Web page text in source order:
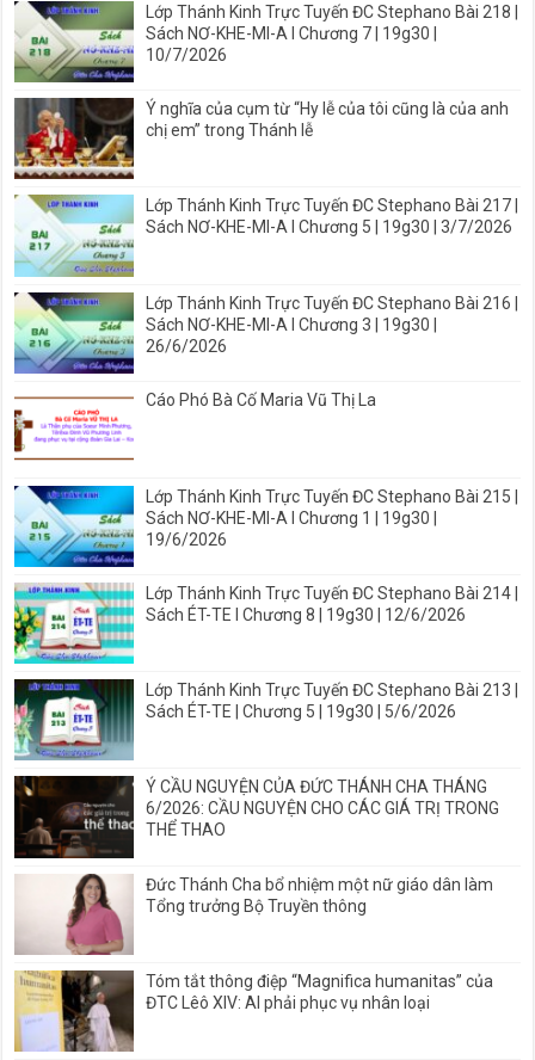
Lớp Thánh Kinh Trực Tuyến ĐC Stephano Bài 218 |
Sách NƠ-KHE-MI-A I Chương 7 | 19g30 |
10/7/2026
Ý nghĩa của cụm từ “Hy lễ của tôi cũng là của anh
chị em” trong Thánh lễ
Lớp Thánh Kinh Trực Tuyến ĐC Stephano Bài 217 |
Sách NƠ-KHE-MI-A I Chương 5 | 19g30 | 3/7/2026
Lớp Thánh Kinh Trực Tuyến ĐC Stephano Bài 216 |
Sách NƠ-KHE-MI-A I Chương 3 | 19g30 |
26/6/2026
Cáo Phó Bà Cố Maria Vũ Thị La
Lớp Thánh Kinh Trực Tuyến ĐC Stephano Bài 215 |
Sách NƠ-KHE-MI-A I Chương 1 | 19g30 |
19/6/2026
Lớp Thánh Kinh Trực Tuyến ĐC Stephano Bài 214 |
Sách ÉT-TE I Chương 8 | 19g30 | 12/6/2026
Lớp Thánh Kinh Trực Tuyến ĐC Stephano Bài 213 |
Sách ÉT-TE | Chương 5 | 19g30 | 5/6/2026
Ý CẦU NGUYỆN CỦA ĐỨC THÁNH CHA THÁNG
6/2026: CẦU NGUYỆN CHO CÁC GIÁ TRỊ TRONG
THỂ THAO
Đức Thánh Cha bổ nhiệm một nữ giáo dân làm
Tổng trưởng Bộ Truyền thông
Tóm tắt thông điệp “Magnifica humanitas” của
ĐTC Lêô XIV: AI phải phục vụ nhân loại